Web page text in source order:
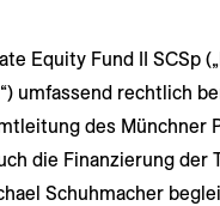
Equity Fund II SCSp („
“) umfassend rechtlich
des Münchner
die Finanzierung der
Schuhmacher